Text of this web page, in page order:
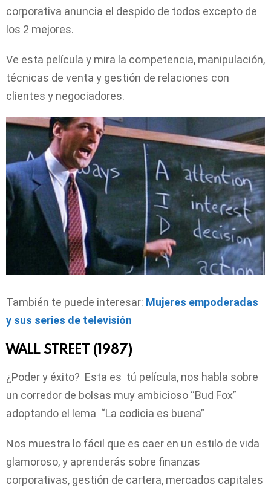
corporativa anuncia el despido de todos excepto de
los 2 mejores.
Ve esta película y mira la competencia, manipulación,
técnicas de venta y gestión de relaciones con
clientes y negociadores.
También te puede interesar: Mujeres empoderadas
y sus series de televisión
WALL STREET (1987)
¿Poder y éxito? Esta es tú película, nos habla sobre
un corredor de bolsas muy ambicioso “Bud Fox”
adoptando el lema “La codicia es buena”
Nos muestra lo fácil que es caer en un estilo de vida
glamoroso, y aprenderás sobre finanzas
corporativas, gestión de cartera, mercados capitales